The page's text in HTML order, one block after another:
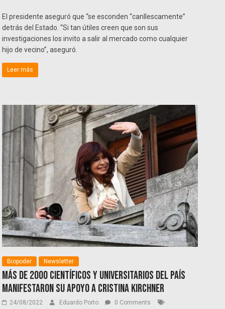
El presidente aseguró que “se esconden “canllescamente”
detrás del Estado. “Si tan útiles creen que son sus
investigaciones los invito a salir al mercado como cualquier
hijo de vecino”, aseguró.
Leer más
Biopoder Newsletter
Más de 2000 científicos y universitarios del país
manifestaron su apoyo a Cristina Kirchner
24/08/2022 Eduardo Porto
0 Comments